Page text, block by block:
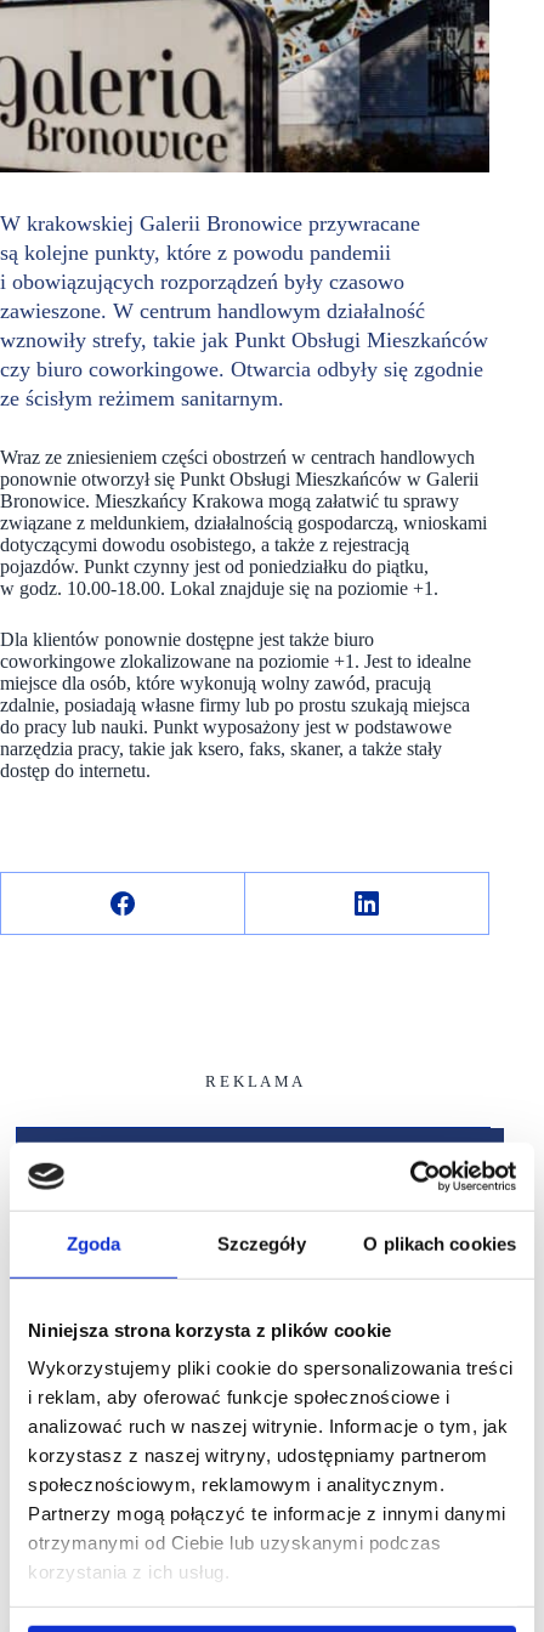
Zgoda Szczegóły O plikach cookies
Niniejsza strona korzysta z plików cookie
Wykorzystujemy pliki cookie do spersonalizowania treści
i reklam, aby oferować funkcje społecznościowe i
analizować ruch w naszej witrynie. Informacje o tym, jak
korzystasz z naszej witryny, udostępniamy partnerom
społecznościowym, reklamowym i analitycznym.
Partnerzy mogą połączyć te informacje z innymi danymi
otrzymanymi od Ciebie lub uzyskanymi podczas
korzystania z ich usług.
W krakowskiej Galerii Bronowice przywracane
są kolejne punkty, które z powodu pandemii
i obowiązujących rozporządzeń były czasowo
zawieszone. W centrum handlowym działalność
wznowiły strefy, takie jak Punkt Obsługi Mieszkańców
czy biuro coworkingowe. Otwarcia odbyły się zgodnie
ze ścisłym reżimem sanitarnym.
Wraz ze zniesieniem części obostrzeń w centrach handlowych
ponownie otworzył się Punkt Obsługi Mieszkańców w Galerii
Bronowice. Mieszkańcy Krakowa mogą załatwić tu sprawy
związane z meldunkiem, działalnością gospodarczą, wnioskami
dotyczącymi dowodu osobistego, a także z rejestracją
pojazdów. Punkt czynny jest od poniedziałku do piątku,
w godz. 10.00-18.00. Lokal znajduje się na poziomie +1.
Dla klientów ponownie dostępne jest także biuro
coworkingowe zlokalizowane na poziomie +1. Jest to idealne
miejsce dla osób, które wykonują wolny zawód, pracują
zdalnie, posiadają własne firmy lub po prostu szukają miejsca
do pracy lub nauki. Punkt wyposażony jest w podstawowe
narzędzia pracy, takie jak ksero, faks, skaner, a także stały
dostęp do internetu.
R E K L A M A